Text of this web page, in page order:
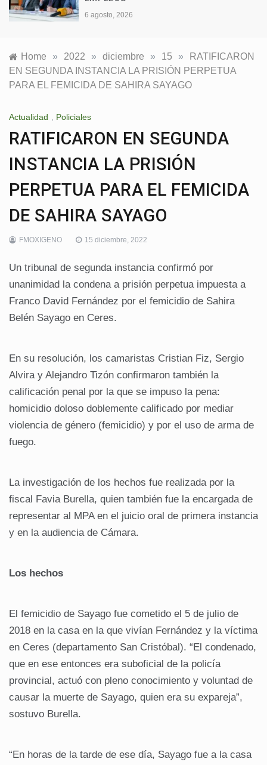
Home » 2022 » diciembre » 15 »
RATIFICARON
EN SEGUNDA INSTANCIA LA PRISIÓN PERPETUA
PARA EL FEMICIDA DE SAHIRA SAYAGO
Actualidad , Policiales
RATIFICARON EN SEGUNDA
INSTANCIA LA PRISIÓN
PERPETUA PARA EL FEMICIDA
DE SAHIRA SAYAGO
FMOXIGENO 15 diciembre, 2022
Un tribunal de segunda instancia confirmó por
unanimidad la condena a prisión perpetua impuesta a
Franco David Fernández por el femicidio de Sahira
Belén Sayago en Ceres.
En su resolución, los camaristas Cristian Fiz, Sergio
Alvira y Alejandro Tizón confirmaron también la
calificación penal por la que se impuso la pena:
homicidio doloso doblemente calificado por mediar
violencia de género (femicidio) y por el uso de arma de
fuego.
La investigación de los hechos fue realizada por la
fiscal Favia Burella, quien también fue la encargada de
representar al MPA en el juicio oral de primera instancia
y en la audiencia de Cámara.
Los hechos
El femicidio de Sayago fue cometido el 5 de julio de
2018 en la casa en la que vivían Fernández y la víctima
en Ceres (departamento San Cristóbal). “El condenado,
que en ese entonces era suboficial de la policía
provincial, actuó con pleno conocimiento y voluntad de
causar la muerte de Sayago, quien era su expareja”,
sostuvo Burella.
“En horas de la tarde de ese día, Sayago fue a la casa